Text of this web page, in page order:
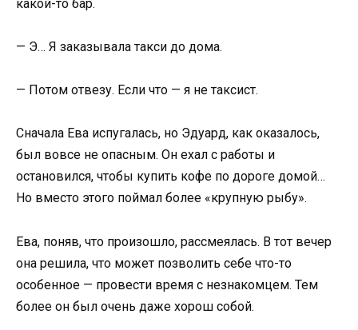
какой-то бар.
— Э… Я заказывала такси до дома.
— Потом отвезу. Если что — я не таксист.
Сначала Ева испугалась, но Эдуард, как оказалось,
был вовсе не опасным. Он ехал с работы и
остановился, чтобы купить кофе по дороге домой…
Но вместо этого поймал более «крупную рыбу».
Ева, поняв, что произошло, рассмеялась. В тот вечер
она решила, что может позволить себе что-то
особенное — провести время с незнакомцем. Тем
более он был очень даже хорош собой.